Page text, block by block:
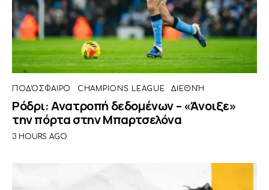
ΠΟΔΌΣΦΑΙΡΟ CHAMPIONS LEAGUE ΔΙΕΘΝΉ
Ρόδρι: Ανατροπή δεδομένων – «Άνοιξε»
την πόρτα στην Μπαρτσελόνα
3 HOURS AGO